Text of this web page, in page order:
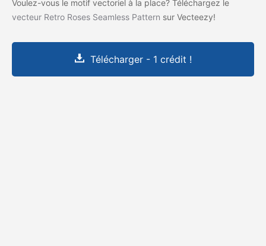
Voulez-vous le motif vectoriel à la place? Téléchargez le
vecteur Retro Roses Seamless Pattern sur Vecteezy!
Télécharger - 1 crédit !